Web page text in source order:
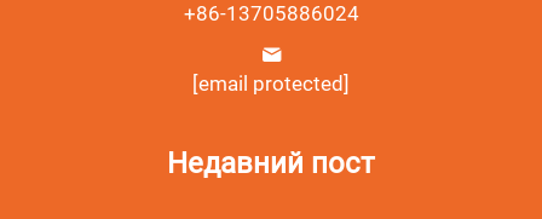
+86-13705886024
[email protected]
Недавний пост